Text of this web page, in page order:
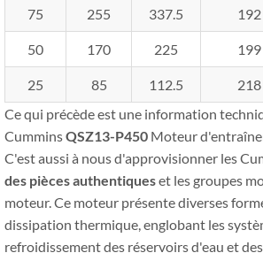
75 255 337.5 192
50 170 225 199
25 85 112.5 218
Ce qui précède est une information
CumminsQSZ13-P450 Moteur
C'est aussi à nous d'approvisionner les
des pièces authentiqueset les groupes
moteur. Ce moteur présente diverses
dissipation thermique, englobant les
refroidissement des réservoirs d'eau et